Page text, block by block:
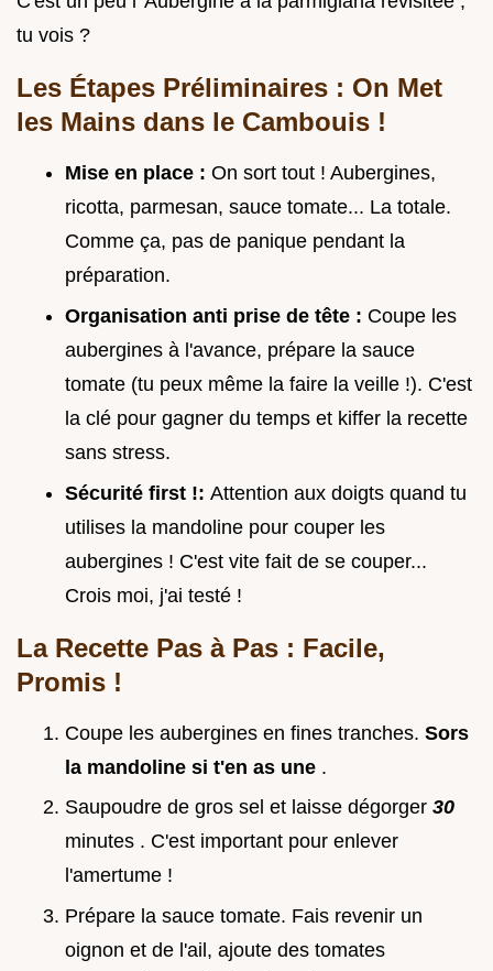
tu vois ?
Les Étapes Préliminaires : On Met
les Mains dans le Cambouis !
Mise en place : On sort tout ! Aubergines,
ricotta, parmesan, sauce tomate... La totale.
Comme ça, pas de panique pendant la
préparation.
Organisation anti prise de tête : Coupe les
aubergines à l'avance, prépare la sauce
tomate (tu peux même la faire la veille !). C'est
la clé pour gagner du temps et kiffer la recette
sans stress.
Sécurité first !: Attention aux doigts quand tu
utilises la mandoline pour couper les
aubergines ! C'est vite fait de se couper...
Crois moi, j'ai testé !
La Recette Pas à Pas : Facile,
Promis !
Coupe les aubergines en fines tranches. Sors
la mandoline si t'en as une .
Saupoudre de gros sel et laisse dégorger 30
minutes . C'est important pour enlever
l'amertume !
Prépare la sauce tomate. Fais revenir un
oignon et de l'ail, ajoute des tomates